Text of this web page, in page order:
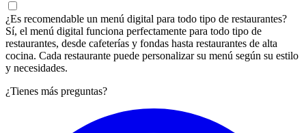
¿Es recomendable un menú digital para todo tipo de restaurantes?
Sí, el menú digital funciona perfectamente para todo tipo de
restaurantes, desde cafeterías y fondas hasta restaurantes de alta
cocina. Cada restaurante puede personalizar su menú según su estilo
y necesidades.
¿Tienes más preguntas?